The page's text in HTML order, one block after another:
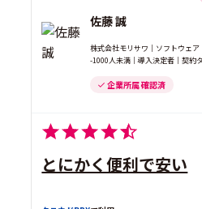
佐藤 誠
株式会社モリサワ｜ソフトウェ
-1000人未満｜導入決定者｜契約
企業所属 確認済
とにかく便利で安い